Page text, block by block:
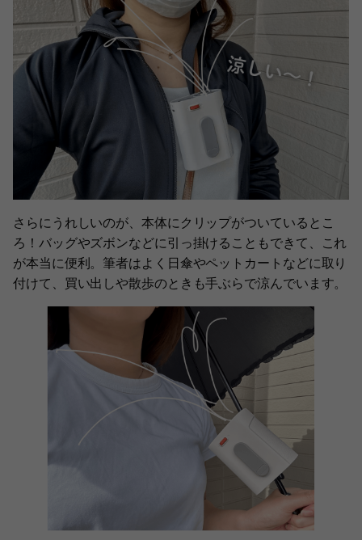
さらにうれしいのが、本体にクリップがついているとこ
ろ！バッグやズボンなどに引っ掛けることもできて、これ
が本当に便利。筆者はよく日傘やペットカートなどに取り
付けて、買い出しや散歩のときも手ぶらで涼んでいます。